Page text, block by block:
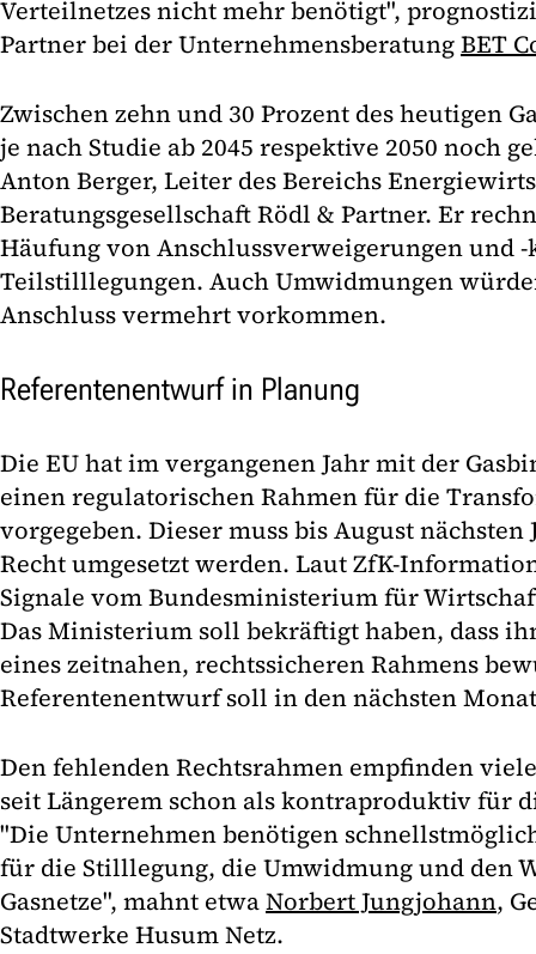
Verteilnetzes nicht mehr benötigt",
Partner bei der UnternehmensberatungBET
Zwischen zehn und 30 Prozent des heutigen
je nach Studie ab 2045 respektive 2050 noch
Anton Berger, Leiter des Bereichs
Beratungsgesellschaft Rödl & Partner. Er
Häufung von Anschlussverweigerungen und
Teilstilllegungen. Auch Umwidmungen
Anschluss vermehrt vorkommen.
Referentenentwurf in Planung
Die EU hat im vergangenen Jahr mit der
einen regulatorischen Rahmen für die
vorgegeben. Dieser muss bis August
Recht umgesetzt werden. Laut ZfK-
Signale vom Bundesministerium für
Das Ministerium soll bekräftigt haben, dass
eines zeitnahen, rechtssicheren Rahmens
Referentenentwurf soll in den nächsten
Den fehlenden Rechtsrahmen empfinden
seit Längerem schon als kontraproduktiv für
"Die Unternehmen benötigen
für die Stilllegung, die Umwidmung und den
Gasnetze", mahnt etwaNorbert Jungjohann,
Stadtwerke Husum Netz.